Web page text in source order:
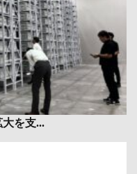
大を支...